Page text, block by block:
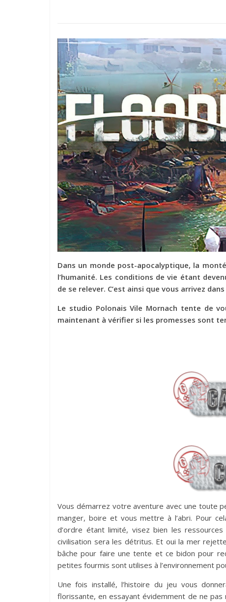
Dans un monde post-apocalyptique, la
l’humanité. Les conditions de vie étant
de se relever. C’est ainsi que vous arrivez
Le studio Polonais Vile Mornach tente de
maintenant à vérifier si les promesses sont
Vous démarrez votre aventure avec une toute
manger, boire et vous mettre à l’abri. Pour
d’ordre étant limité, visez bien les
civilisation sera les détritus. Et oui la mer
bâche pour faire une tente et ce bidon pour
petites fourmis sont utilises à l’environnement
Une fois installé, l’histoire du jeu vous
florissante, en essayant évidemment de ne